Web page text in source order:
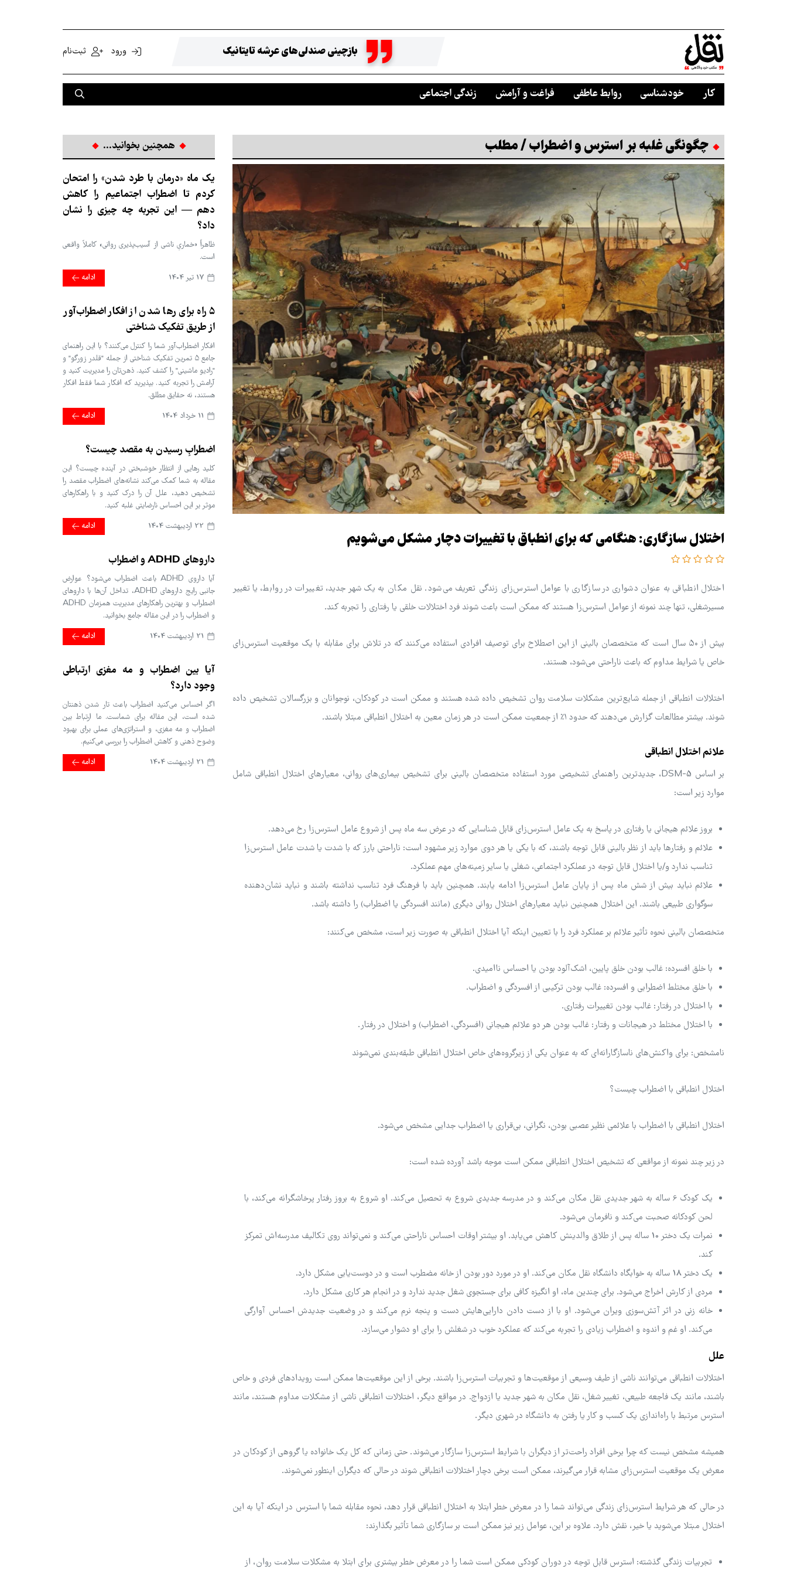
بازچینی صندلی‌های عرشه تایتانیک ورود ثبت‌نام
کار خودشناسی روابط عاطفی فراغت و آرامش زندگی اجتماعی
چگونگی غلبه بر استرس و اضطراب / مطلب
اختلال سازگاری: هنگامی که برای انطباق با تغییرات دچار مشکل می‌شویم
اختلال انطباقی به عنوان دشواری در سازگاری با عوامل استرس‌زای زندگی تعریف می‌شود. نقل مکان به یک شهر جدید، تغییرات در روابط، یا تغییر
مسیرشغلی، تنها چند نمونه از عوامل استرس‌زا هستند که ممکن است باعث شوند فرد اختلالات خلقی یا رفتاری را تجربه کند.
بیش از ۵۰ سال است که متخصصان بالینی از این اصطلاح برای توصیف افرادی استفاده می‌کنند که در تلاش برای مقابله با یک موقعیت استرس‌زای
خاص یا شرایط مداوم که باعث ناراحتی می‌شود، هستند.
اختلالات انطباقی از جمله شایع‌ترین مشکلات سلامت روان تشخیص داده شده هستند و ممکن است در کودکان، نوجوانان و بزرگسالان تشخیص داده
شوند. بیشتر مطالعات گزارش می‌دهند که حدود ۱٪ از جمعیت ممکن است در هر زمان معین به اختلال انطباقی مبتلا باشند.
علائم اختلال انطباقی
بر اساس DSM-5، جدیدترین راهنمای تشخیصی مورد استفاده متخصصان بالینی برای تشخیص بیماری‌های روانی، معیارهای اختلال انطباقی شامل
موارد زیر است:
بروز علائم هیجانی یا رفتاری در پاسخ به یک عامل استرس‌زای قابل شناسایی که در عرض سه ماه پس از شروع عامل استرس‌زا رخ می‌دهد.
علائم و رفتارها باید از نظر بالینی قابل توجه باشند، که با یکی یا هر دوی موارد زیر مشهود است: ناراحتی بارز که با شدت یا شدت عامل استرس‌زا
تناسب ندارد و/یا اختلال قابل توجه در عملکرد اجتماعی، شغلی یا سایر زمینه‌های مهم عملکرد.
علائم نباید بیش از شش ماه پس از پایان عامل استرس‌زا ادامه یابند. همچنین باید با فرهنگ فرد تناسب نداشته باشند و نباید نشان‌دهنده
سوگواری طبیعی باشند. این اختلال همچنین نباید معیارهای اختلال روانی دیگری (مانند افسردگی یا اضطراب) را داشته باشد.
متخصصان بالینی نحوه تأثیر علائم بر عملکرد فرد را با تعیین اینکه آیا اختلال انطباقی به صورت زیر است، مشخص می‌کنند:
با خلق افسرده: غالب بودن خلق پایین، اشک‌آلود بودن یا احساس ناامیدی.
با خلق مختلط اضطرابی و افسرده: غالب بودن ترکیبی از افسردگی و اضطراب.
با اختلال در رفتار: غالب بودن تغییرات رفتاری.
با اختلال مختلط در هیجانات و رفتار: غالب بودن هر دو علائم هیجانی (افسردگی، اضطراب) و اختلال در رفتار.
نامشخص: برای واکنش‌های ناسازگارانه‌ای که به عنوان یکی از زیرگروه‌های خاص اختلال انطباقی طبقه‌بندی نمی‌شوند
اختلال انطباقی با اضطراب چیست؟
اختلال انطباقی با اضطراب با علائمی نظیر عصبی بودن، نگرانی، بی‌قراری یا اضطراب جدایی مشخص می‌شود.
در زیر چند نمونه از مواقعی که تشخیص اختلال انطباقی ممکن است موجه باشد آورده شده است:
یک کودک 6 ساله به شهر جدیدی نقل مکان می‌کند و در مدرسه جدیدی شروع به تحصیل می‌کند. او شروع به بروز رفتار پرخاشگرانه می‌کند، با
لحن کودکانه صحبت می‌کند و نافرمان می‌شود.
نمرات یک دختر 10 ساله پس از طلاق والدینش کاهش می‌یابد. او بیشتر اوقات احساس ناراحتی می‌کند و نمی‌تواند روی تکالیف مدرسه‌اش تمرکز
کند.
یک دختر 18 ساله به خوابگاه دانشگاه نقل مکان می‌کند. او در مورد دور بودن از خانه مضطرب است و در دوست‌یابی مشکل دارد.
مردی از کارش اخراج می‌شود. برای چندین ماه، او انگیزه کافی برای جستجوی شغل جدید ندارد و در انجام هر کاری مشکل دارد.
خانه زنی در اثر آتش‌سوزی ویران می‌شود. او با از دست دادن دارایی‌هایش دست و پنجه نرم می‌کند و در وضعیت جدیدش احساس آوارگی
می‌کند. او غم و اندوه و اضطراب زیادی را تجربه می‌کند که عملکرد خوب در شغلش را برای او دشوار می‌سازد.
علل
اختلالات انطباقی می‌توانند ناشی از طیف وسیعی از موقعیت‌ها و تجربیات استرس‌زا باشند. برخی از این موقعیت‌ها ممکن است رویدادهای فردی و خاص
باشند، مانند یک فاجعه طبیعی، تغییر شغل، نقل مکان به شهر جدید یا ازدواج. در مواقع دیگر، اختلالات انطباقی ناشی از مشکلات مداوم هستند، مانند
استرس مرتبط با راه‌اندازی یک کسب و کار یا رفتن به دانشگاه در شهری دیگر.
همیشه مشخص نیست که چرا برخی افراد راحت‌تر از دیگران با شرایط استرس‌زا سازگار می‌شوند. حتی زمانی که کل یک خانواده یا گروهی از کودکان در
معرض یک موقعیت استرس‌زای مشابه قرار می‌گیرند، ممکن است برخی دچار اختلالات انطباقی شوند در حالی که دیگران اینطور نمی‌شوند.
در حالی که هر شرایط استرس‌زای زندگی می‌تواند شما را در معرض خطر ابتلا به اختلال انطباقی قرار دهد، نحوه مقابله شما با استرس در اینکه آیا به این
اختلال مبتلا می‌شوید یا خیر، نقش دارد. علاوه بر این، عوامل زیر نیز ممکن است بر سازگاری شما تأثیر بگذارند:
تجربیات زندگی گذشته: استرس قابل توجه در دوران کودکی ممکن است شما را در معرض خطر بیشتری برای ابتلا به مشکلات سلامت روان، از
همچنین بخوانید...
یک ماه «درمان با طرد شدن» را امتحان
کردم تا اضطراب اجتماعیم را کاهش
دهم — این تجربه چه چیزی را نشان
داد؟
ظاهراً «خماریِ ناشی از آسیب‌پذیری روانی» کاملاً واقعی
است.
ادامه
۵ راه برای رها شدن از افکار اضطراب‌آور
از طریق تفکیک شناختی
افکار اضطراب‌آور شما را کنترل می‌کنند؟ با این راهنمای
جامع ۵ تمرین تفکیک شناختی از جمله "قلدر زورگو" و
"رادیو ماشینی" را کشف کنید. ذهن‌تان را مدیریت کنید و
آرامش را تجربه کنید. بپذیرید که افکار شما فقط افکار
هستند، نه حقایق مطلق.
ادامه
اضطرابِ رسیدن به مقصد چیست؟
کلید رهایی از انتظار خوشبختی در آینده چیست؟ این
مقاله به شما کمک می‌کند نشانه‌های اضطراب مقصد را
تشخیص دهید، علل آن را درک کنید و با راهکارهای
موثر بر این احساس نارضایتی غلبه کنید.
ادامه
داروهای ADHD و اضطراب
آیا داروی ADHD باعث اضطراب می‌شود؟ عوارض
جانبی رایج داروهای ADHD، تداخل آن‌ها با داروهای
اضطراب و بهترین راهکارهای مدیریت همزمان ADHD
و اضطراب را در این مقاله جامع بخوانید.
ادامه
آیا بین اضطراب و مه مغزی ارتباطی
وجود دارد؟
اگر احساس می‌کنید اضطراب باعث تار شدن ذهنتان
شده است، این مقاله برای شماست. ما ارتباط بین
اضطراب و مه مغزی، و استراتژی‌های عملی برای بهبود
وضوح ذهنی و کاهش اضطراب را بررسی می‌کنیم.
ادامه